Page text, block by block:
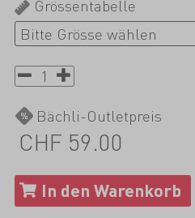
Grössentabelle
Bächli-Outletpreis
CHF 59.00